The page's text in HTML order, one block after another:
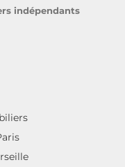
indépendants